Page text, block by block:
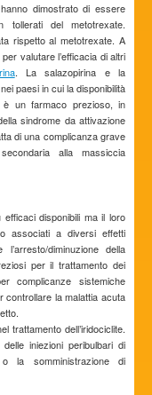
dimostrato di essere
del metotrexate.
rispetto al metotrexate. A
valutare l’efficacia di altri
. La salazopirina e la
paesi in cui la disponibilità
un farmaco prezioso, in
sindrome da attivazione
di una complicanza grave
alla massiccia
disponibili ma il loro
associati a diversi effetti
diminuzione della
per il trattamento dei
complicanze sistemiche
controllare la malattia acuta
trattamento dell’iridociclite.
iniezioni peribulbari di
la somministrazione di